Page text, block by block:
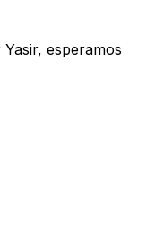
esperamos